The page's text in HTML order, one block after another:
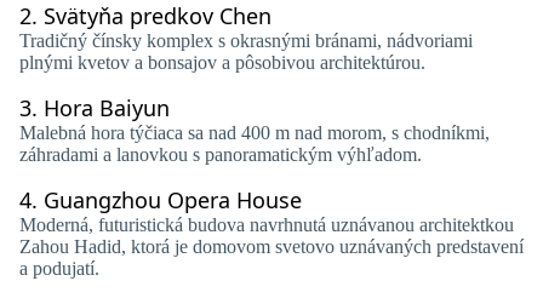
2. Svätyňa predkov Chen
Tradičný čínsky komplex s okrasnými bránami, nádvoriami
plnými kvetov a bonsajov a pôsobivou architektúrou.
3. Hora Baiyun
Malebná hora týčiaca sa nad 400 m nad morom, s chodníkmi,
záhradami a lanovkou s panoramatickým výhľadom.
4. Guangzhou Opera House
Moderná, futuristická budova navrhnutá uznávanou architektkou
Zahou Hadid, ktorá je domovom svetovo uznávaných predstavení
a podujatí.